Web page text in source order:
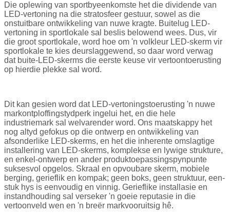
Die oplewing van sportbyeenkomste het die dividende van
LED-vertoning na die stratosfeer gestuur, sowel as die
onstuitbare ontwikkeling van nuwe kragte. Buitelug LED-
vertoning in sportlokale sal beslis belowend wees. Dus, vir
die groot sportlokale, word hoe om 'n volkleur LED-skerm vir
sportlokale te kies deurslaggewend, so daar word verwag
dat buite-LED-skerms die eerste keuse vir vertoontoerusting
op hierdie plekke sal word.
Dit kan gesien word dat LED-vertoningstoerusting 'n nuwe
markontploffingstydperk ingelui het, en die hele
industriemark sal welvarender word. Ons maatskappy het
nog altyd gefokus op die ontwerp en ontwikkeling van
afsonderlike LED-skerms, en het die inherente omslagtige
installering van LED-skerms, komplekse en lywige strukture,
en enkel-ontwerp en ander produktoepassingspynpunte
suksesvol opgelos. Skraal en opvoubare skerm, mobiele
berging, gerieflik en kompak; geen boks, geen struktuur, een-
stuk hys is eenvoudig en vinnig. Gerieflike installasie en
instandhouding sal verseker 'n goeie reputasie in die
vertoonveld wen en 'n breër markvooruitsig hê.